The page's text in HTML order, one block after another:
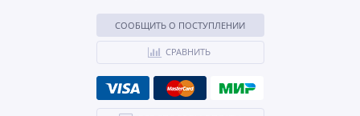
СООБЩИТЬ О ПОСТУПЛЕНИИ
СРАВНИТЬ